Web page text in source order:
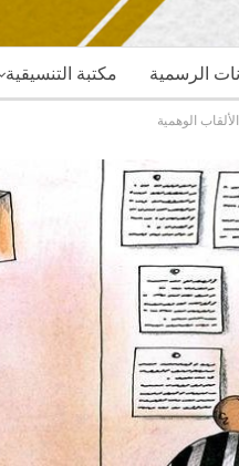
مكتبة التنسيقية الرسمية
الوهمية